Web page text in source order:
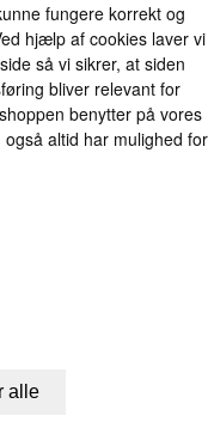
fungere korrekt og
hjælp af cookies laver vi
så vi sikrer, at siden
bliver relevant for
benytter på vores
også altid har mulighed for
og DAO og fri fragt over
- Tlf.: 22486061 -
anmeldelse på Truskpilot